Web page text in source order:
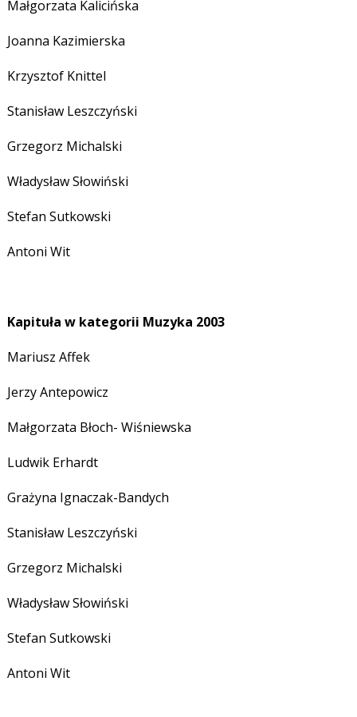
Małgorzata Kalicińska
Joanna Kazimierska
Krzysztof Knittel
Stanisław Leszczyński
Grzegorz Michalski
Władysław Słowiński
Stefan Sutkowski
Antoni Wit
Kapituła w kategorii Muzyka 2003
Mariusz Affek
Jerzy Antepowicz
Małgorzata Błoch- Wiśniewska
Ludwik Erhardt
Grażyna Ignaczak-Bandych
Stanisław Leszczyński
Grzegorz Michalski
Władysław Słowiński
Stefan Sutkowski
Antoni Wit